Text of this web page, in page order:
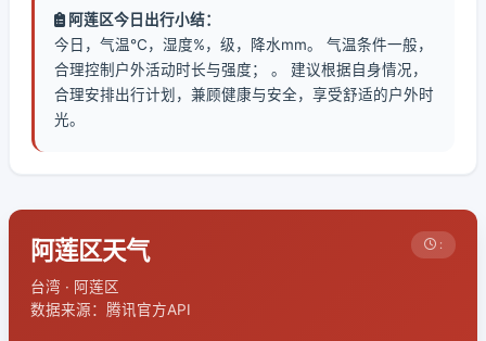
阿莲区今日出行小结：
今日，气温℃，湿度%，级，降水mm。 气温条件一般，
合理控制户外活动时长与强度； 。 建议根据自身情况，
合理安排出行计划，兼顾健康与安全，享受舒适的户外时
光。
阿莲区天气
台湾 · 阿莲区
数据来源：腾讯官方API
: